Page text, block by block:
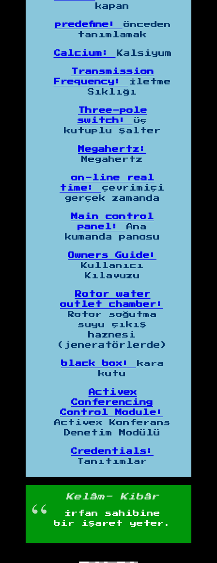
kapan
predefine:
önceden
tanımlamak
Calcium: Kalsiyum
Transmission
Frequency:
İletme
Sıklığı
Three-pole
switch:
Üç
kutuplu şalter
Megahertz:
Megahertz
on-line real
time:
çevrimiçi
gerçek zamanda
Main control
panel:
Ana
kumanda panosu
Owners Guide:
Kullanıcı
Kılavuzu
Rotor water
outlet chamber:
Rotor soğutma
suyu çıkış
haznesi
(jeneratörlerde)
black box:
kara
kutu
Activex
Conferencing
Control Module:
Activex Konferans
Denetim Modülü
Credentials:
Tanıtımlar
Kelâm- Kibâr
İrfan sahibine
bir işaret yeter.